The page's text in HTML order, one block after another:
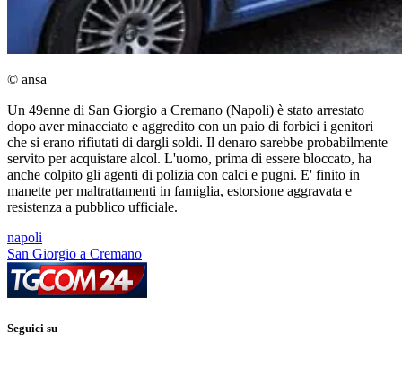
© ansa
Un 49enne di San Giorgio a Cremano (Napoli) è stato arrestato
dopo aver minacciato e aggredito con un paio di forbici i genitori
che si erano rifiutati di dargli soldi. Il denaro sarebbe probabilmente
servito per acquistare alcol. L'uomo, prima di essere bloccato, ha
anche colpito gli agenti di polizia con calci e pugni. E' finito in
manette per maltrattamenti in famiglia, estorsione aggravata e
resistenza a pubblico ufficiale.
napoli
San Giorgio a Cremano
Seguici su